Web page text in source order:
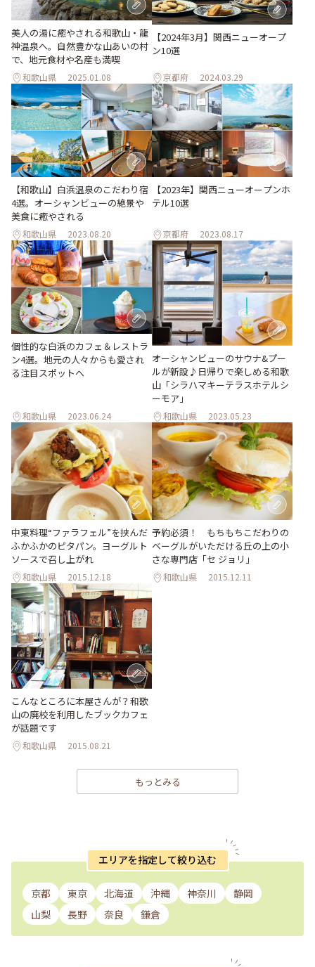
美人の湯に癒やされる和歌山・龍
神温泉へ。自然豊かな山あいの村
で、地元食材や名産も満喫
和歌山県 2025.01.08
【2024年3月】関西ニューオープ
ン10選
京都府 2024.03.29
【和歌山】白浜温泉のこだわり宿
4選。オーシャンビューの絶景や
美食に癒やされる
和歌山県 2023.08.20
【2023年】関西ニューオープンホ
テル10選
京都府 2023.08.17
個性的な白浜のカフェ＆レストラ
ン4選。地元の人々からも愛され
る注目スポットへ
和歌山県 2023.06.24
オーシャンビューのサウナ&プー
ルが新設♪日帰りで楽しめる和歌
山「シラハマキーテラスホテルシ
ーモア」
和歌山県 2023.05.23
中東料理“ファラフェル”を挟んだ
ふかふかのピタパン。ヨーグルト
ソースで召し上がれ
和歌山県 2015.12.18
予約必須！ もちもちこだわりの
ベーグルがいただける丘の上の小
さな専門店「セ ジョリ」
和歌山県 2015.12.11
こんなところに本屋さんが？和歌
山の廃校を利用したブックカフェ
が話題です
和歌山県 2015.08.21
もっとみる
エリアを指定して絞り込む
京都 東京 北海道 沖縄 神奈川
静岡
山梨
長野 奈良 鎌倉